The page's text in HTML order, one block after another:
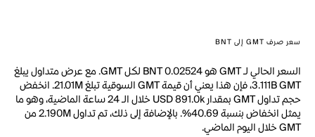
سعر صرف GMT إلى BNT
السعر الحالي لـ GMT هو BNT 0.02524 لكل GMT. مع عرض متداول يبلغ
3.111B GMT، فإن هذا يعني أن قيمة GMT السوقية تبلغ 21.01M. انخفض
حجم تداول GMT بمقدار USD 891.0k خلال الـ 24 ساعة الماضية، وهو ما
يمثل انخفاض بنسبة 40.69%. بالإضافة إلى ذلك، تم تداول 2.190M من
GMT خلال اليوم الماضي.